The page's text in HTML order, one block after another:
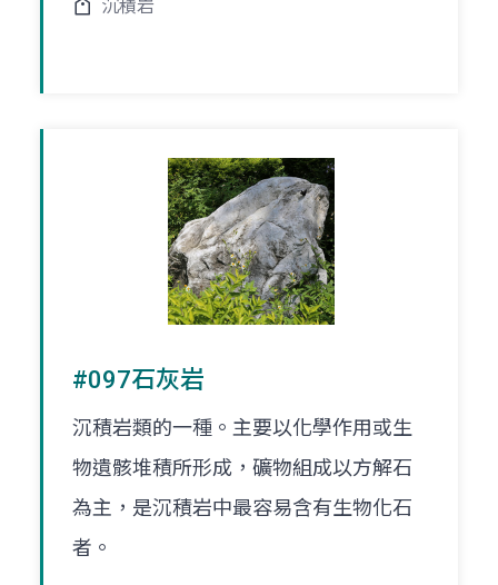
沉積岩
#097石灰岩
沉積岩類的一種。主要以化學作用或生
物遺骸堆積所形成，礦物組成以方解石
為主，是沉積岩中最容易含有生物化石
者。